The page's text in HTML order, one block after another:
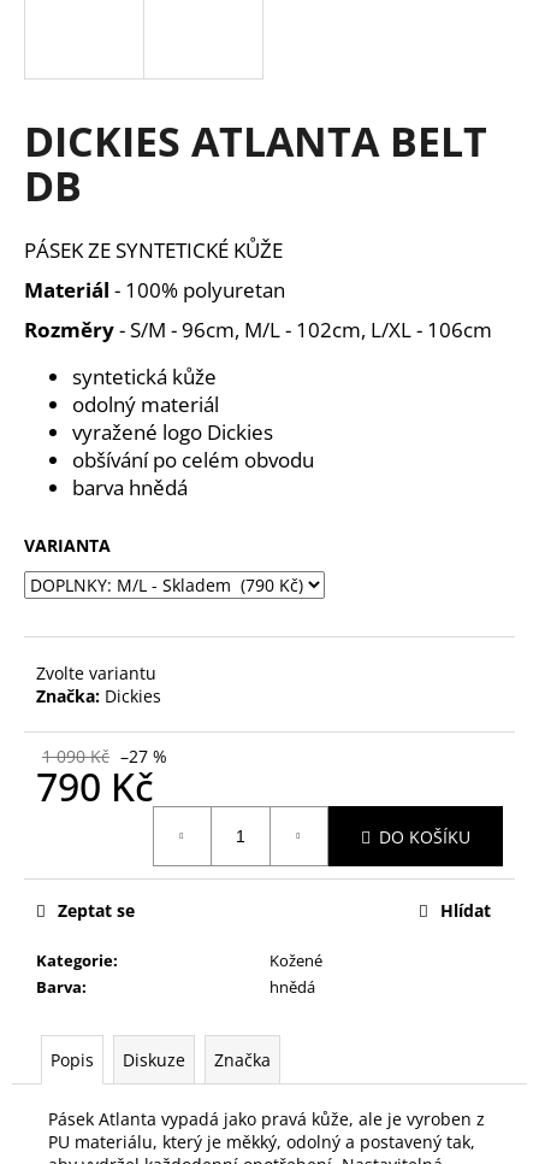
DICKIES ATLANTA BELT
DB
PÁSEK ZE SYNTETICKÉ KŮŽE
Materiál - 100% polyuretan
Rozměry- S/M - 96cm, M/L - 102cm, L/XL - 106cm
syntetická kůže
odolný materiál
vyražené logo Dickies
obšívání po celém obvodu
barva hnědá
VARIANTA
Zvolte variantu
Značka: Dickies
1 090 Kč –27 %
790 Kč
DO KOŠÍKU
Kategorie:
Kožené
Barva: hnědá
Zeptat se Hlídat
Popis Diskuze Značka
Pásek Atlanta vypadá jako pravá kůže, ale je vyroben z
PU materiálu, který je měkký, odolný a postavený tak,
í
t
?
HLEDAT
č
u
j
e